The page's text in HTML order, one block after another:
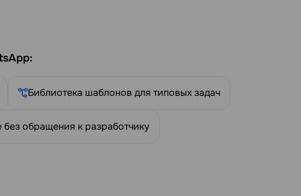
Библиотека шаблонов для типовых задач
без обращения к разработчику